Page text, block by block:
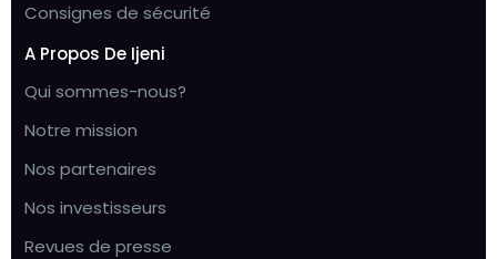
Consignes de sécurité
A Propos De Ijeni
Qui sommes-nous?
Notre mission
Nos partenaires
Nos investisseurs
Revues de presse